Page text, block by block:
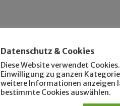
Datenschutz & Cookies
Diese Website verwendet
Einwilligung zu ganzen
weitere Informationen anzeigen
bestimmte Cookies auswählen.